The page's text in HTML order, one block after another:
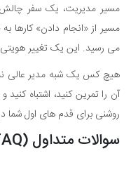
مسیر مدیریت، یک سفر چالش
مسیر از «انجام دادن» کارها
می رسید. این یک تغییر
هیچ کس یک شبه مدیر عالی
آن را تمرین کنید، اشتباه کنید
روشنی برای قدم های اول شما
سوالات متداول (FAQ)